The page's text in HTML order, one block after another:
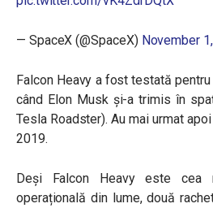
— SpaceX (@SpaceX) November
Falcon Heavy a fost testată
când Elon Musk și-a trimis în
Tesla Roadster). Au mai urmat
2019.
Deși Falcon Heavy este cea
operațională din lume, două